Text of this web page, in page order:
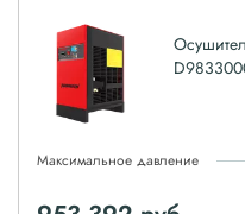
Максимальное давление